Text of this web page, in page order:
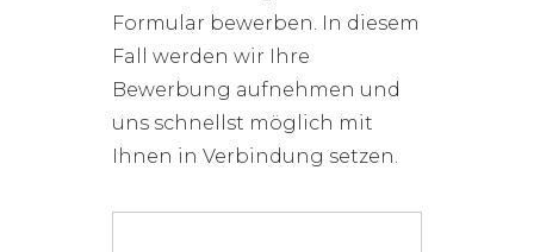
Formular bewerben. In diesem
Fall werden wir Ihre
Bewerbung aufnehmen und
uns schnellst möglich mit
Ihnen in Verbindung setzen.